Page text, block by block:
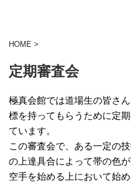
HOME >
定期審査会
極真会館では道場生の皆さ
標を持ってもらうために定
ています。
この審査会で、ある一定の
の上達具合によって帯の色が
空手を始める上において始